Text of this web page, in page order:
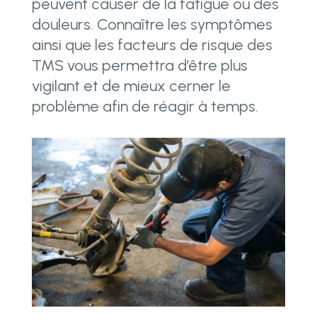
douleurs. Connaître les symptômes
ainsi que les facteurs de risque des
TMS vous permettra d’être plus
vigilant et de mieux cerner le
problème afin de réagir à temps.